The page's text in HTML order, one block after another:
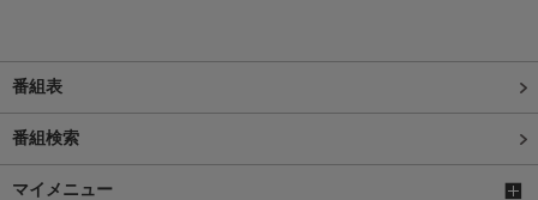
番組表
番組検索
マイメニュー